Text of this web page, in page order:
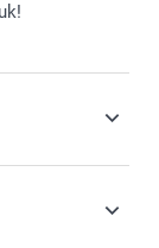
exclusief